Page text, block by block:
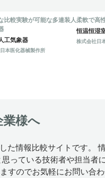
比較実験が可能な多連装人
工気象器
本医化器械製作所
柔軟で高
恒温恒湿
株式会社日
様へ
た情報比較サイトです。
っている技術者や担当
のでお気軽にお問い合わ